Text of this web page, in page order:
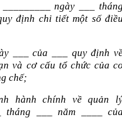
ngày ___
định chi tiết một số
___ của ___ quy định
và cơ cấu tổ chức của
chế;
hành chính về quản
tháng ___ năm ____